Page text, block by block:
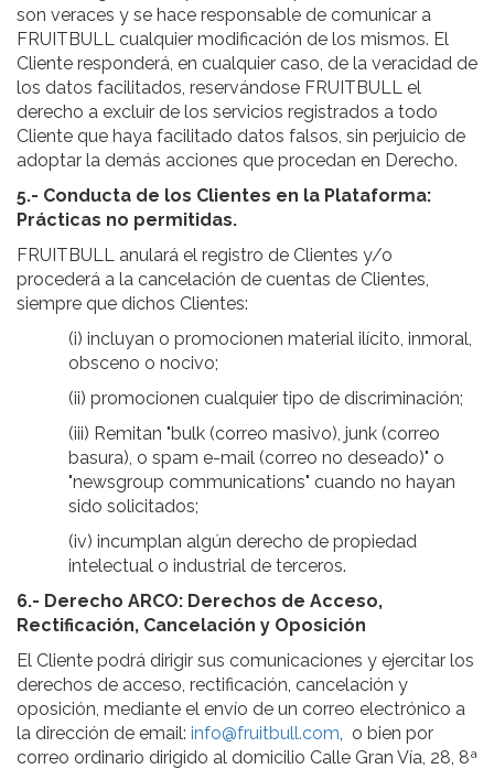
son veraces y se hace responsable de comunicar a
FRUITBULL cualquier modificación de los mismos. El
Cliente responderá, en cualquier caso, de la veracidad de
los datos facilitados, reservándose FRUITBULL el
derecho a excluir de los servicios registrados a todo
Cliente que haya facilitado datos falsos, sin perjuicio de
adoptar la demás acciones que procedan en Derecho.
5.- Conducta de los Clientes en la Plataforma:
Prácticas no permitidas.
FRUITBULL anulará el registro de Clientes y/o
procederá a la cancelación de cuentas de Clientes,
siempre que dichos Clientes:
(i) incluyan o promocionen material ilícito, inmoral,
obsceno o nocivo;
(ii) promocionen cualquier tipo de discriminación;
(iii) Remitan "bulk (correo masivo), junk (correo
basura), o spam e-mail (correo no deseado)" o
"newsgroup communications" cuando no hayan
sido solicitados;
(iv) incumplan algún derecho de propiedad
intelectual o industrial de terceros.
6.- Derecho ARCO: Derechos de Acceso,
Rectificación, Cancelación y Oposición
El Cliente podrá dirigir sus comunicaciones y ejercitar los
derechos de acceso, rectificación, cancelación y
oposición, mediante el envío de un correo electrónico a
la dirección de email: info@fruitbull.com , o bien por
correo ordinario dirigido al domicilio Calle Gran Vía, 28, 8ª